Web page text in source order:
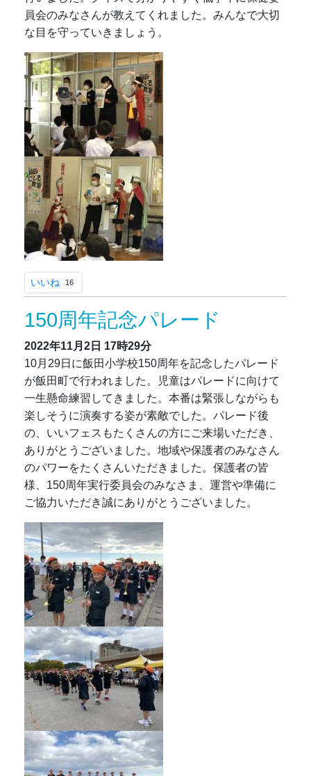
員会のみなさんが教えてくれました。みんなで大切
な目を守っていきましょう。
いいね 16
150周年記念パレード
2022年11月2日 17時29分
10月29日に飯田小学校150周年を記念したパレード
が飯田町で行われました。児童はパレードに向けて
一生懸命練習してきました。本番は緊張しながらも
楽しそうに演奏する姿が素敵でした。パレード後
の、いいフェスもたくさんの方にご来場いただき、
ありがとうございました。地域や保護者のみなさん
のパワーをたくさんいただきました。保護者の皆
様、150周年実行委員会のみなさま、運営や準備に
ご協力いただき誠にありがとうございました。